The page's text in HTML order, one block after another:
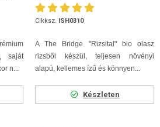
saját
n...
Cikksz. ISH0310
A The Bridge "Rizsital" bio olasz
rizsből készül, teljesen növényi
alapú, kellemes ízű és könnyen...
Készleten